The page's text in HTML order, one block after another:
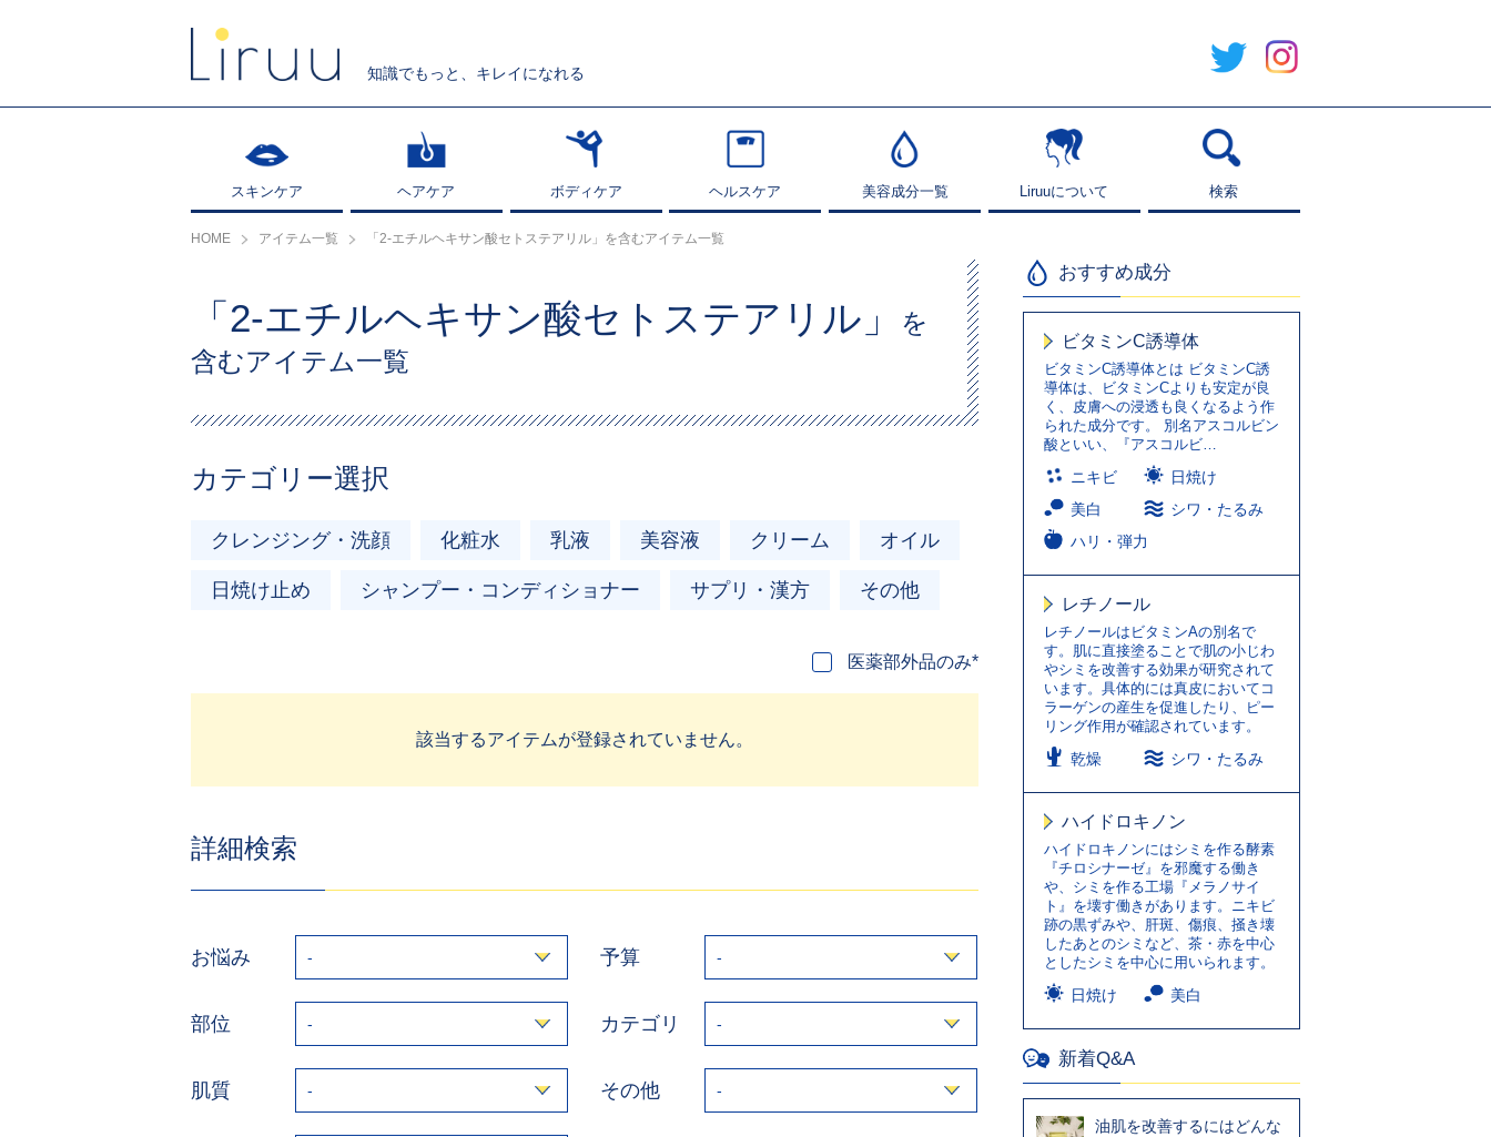
知識でもっと、キレイになれる
スキンケア
スキンケア ヘアケア
ヘアケア ボディケア
ボディケア ヘルスケア
ヘルスケア 美容成分一覧
美容成分一覧 Liruuについて
Liruuについて 検索
検索
HOME アイテム一覧 「2-エチルヘキサン酸セトステアリル」を含むアイテム一覧
「2-エチルヘキサン酸セトステアリル」
を
含むアイテム一覧
カテゴリー選択
クレンジング・洗顔 化粧水 乳液 美容液 クリーム オイル
日焼け止め シャンプー・コンディショナー サプリ・漢方 その他
医薬部外品のみ*
該当するアイテムが登録されていません。
詳細検索
お悩み
部位
肌質
予算
カテゴリ
その他
おすすめ成分
ビタミンC誘導体
ビタミンC誘導体とは ビタミンC誘
導体は、ビタミンCよりも安定が良
く、皮膚への浸透も良くなるよう作
られた成分です。 別名アスコルビン
酸といい、『アスコルビ…
ニキビ
日焼け
美白
シワ・たるみ
ハリ・弾力
レチノール
レチノールはビタミンAの別名で
す。肌に直接塗ることで肌の小じわ
やシミを改善する効果が研究されて
います。具体的には真皮においてコ
ラーゲンの産生を促進したり、ピー
リング作用が確認されています。
乾燥 シワ・たるみ
ハイドロキノン
ハイドロキノンにはシミを作る酵素
『チロシナーゼ』を邪魔する働き
や、シミを作る工場『メラノサイ
ト』を壊す働きがあります。ニキビ
跡の黒ずみや、肝斑、傷痕、掻き壊
したあとのシミなど、茶・赤を中心
としたシミを中心に用いられます。
日焼け 美白
新着Q&A
油肌を改善するにはどんな